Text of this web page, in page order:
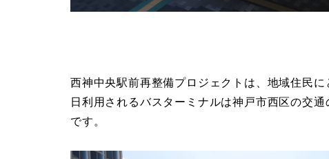
西神中央駅前再整備プロジェクトは、地域住民
日利用されるバスターミナルは神戸市西区の交
です。